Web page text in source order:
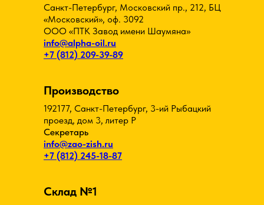
Производство
192177, Санкт-Петербург, 3-ий Рыбацкий
проезд, дом 3, литер Р
Секретарь
info@zao-zish.ru
+7 (812) 245-18-87
Санкт-Петербург, Московский пр., 212, БЦ
«Московский», оф. 3092
ООО «ПТК Завод имени Шаумяна»
info@alpha-oil.ru
+7 (812) 209-39-89
Склад №1